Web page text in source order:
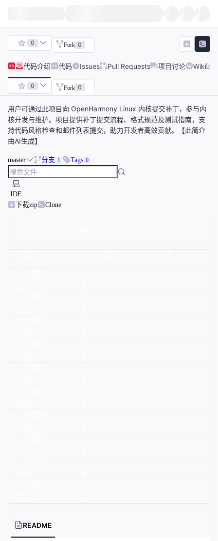
0 Fork 0
代码介绍 代码 Issues Pull Requests 项目讨论 Wiki
0 Fork 0
用户可通过此项目向 OpenHarmony Linux 内核提交补丁，参与内
核开发与维护。项目提供补丁提交流程、格式规范及测试指南，支
持代码风格检查和邮件列表提交，助力开发者高效贡献。【此简介
由AI生成】
master 分支 1 Tags 0
IDE
下载zip
Clone
README